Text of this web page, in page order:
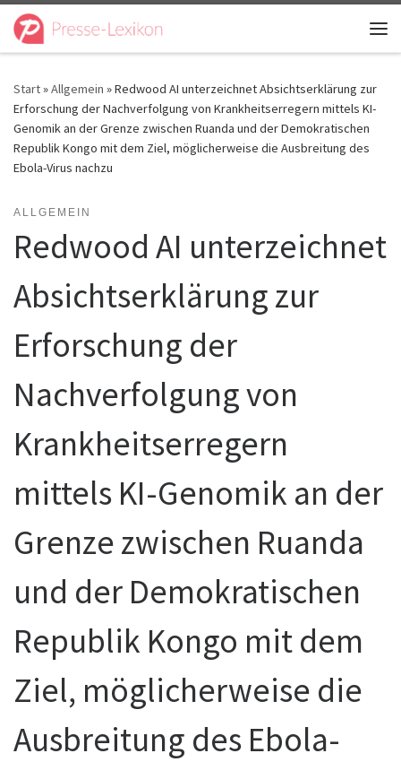
Zum Inhalt springen
Start»Allgemein »Redwood AI unterzeichnet Absichtserklärung zur
Erforschung der Nachverfolgung von Krankheitserregern mittels KI-
Genomik an der Grenze zwischen Ruanda und der Demokratischen
Republik Kongo mit dem Ziel, möglicherweise die Ausbreitung des
Ebola-Virus nachzu
ALLGEMEIN
Redwood AI unterzeichnet
Absichtserklärung zur
Erforschung der
Nachverfolgung von
Krankheitserregern
mittels KI-Genomik an der
Grenze zwischen Ruanda
und der Demokratischen
Republik Kongo mit dem
Ziel, möglicherweise die
Ausbreitung des Ebola-